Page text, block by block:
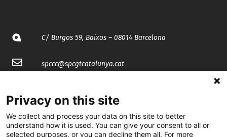
C/ Burgos 59, Baixos – 08014 Barcelona
spccc@spcgtcatalunya.cat
@CGTCatalunya
Privacy on this site
We collect and process your data on this site to better
understand how it is used. You can give your consent to all or
selected purposes, or you can decline them all. For more